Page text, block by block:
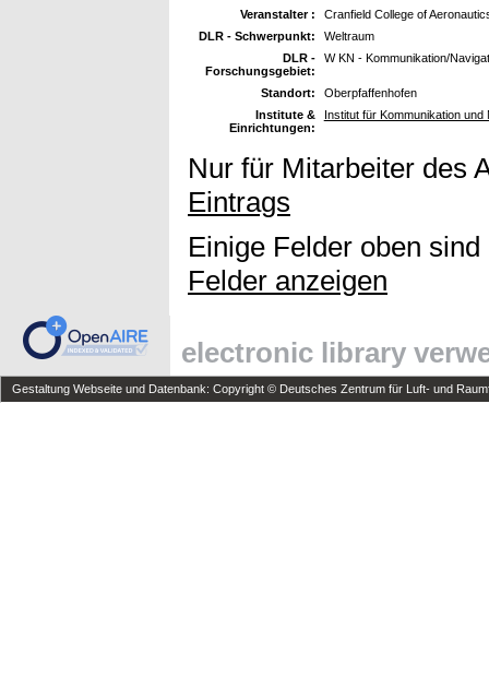
Veranstalter :
Cranfield College of
DLR - Schwerpunkt:
Weltraum
DLR -
Forschungsgebiet:
W KN - Kommunikation/
Standort:
Oberpfaffenhofen
Institute &
Einrichtungen:
Institut für Kommunikation und
Nur für Mitarbeiter des
Eintrags
Einige Felder oben
Felder anzeigen
electronic library
Gestaltung Webseite und Datenbank: Copyright © Deutsches Zentrum für Luft- und